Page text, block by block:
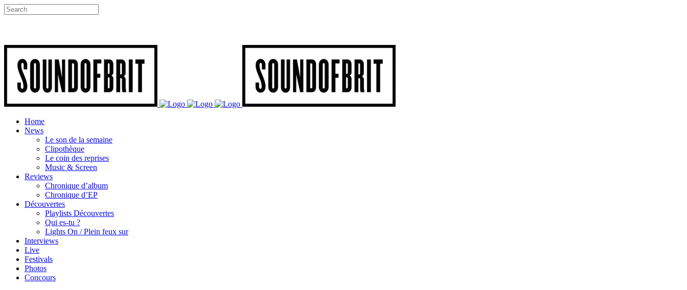
Home
News
Le son de la semaine
Clipothèque
Le coin des reprises
Music & Screen
Reviews
Chronique d’album
Chronique d’EP
Découvertes
Playlists Découvertes
Qui es-tu ?
Lights On / Plein feux sur
Interviews
Live
Festivals
Photos
Concours